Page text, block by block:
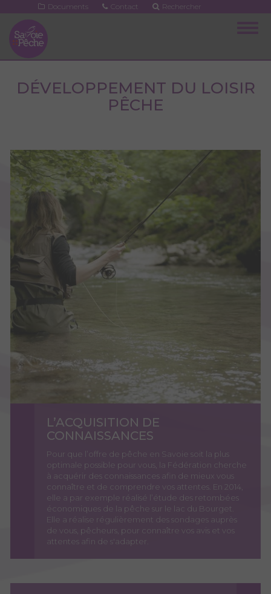
contenu
principal
Documents Contact Rechercher
DÉVELOPPEMENT DU LOISIR
PÊCHE
L’ACQUISITION DE
CONNAISSANCES
Pour que l’offre de pêche en Savoie soit la plus
optimale possible pour vous, la Fédération cherche
à acquérir des connaissances afin de mieux vous
connaître et de comprendre vos attentes. En 2014,
elle a par exemple réalisé l’étude des retombées
économiques de la pêche sur le lac du Bourget.
Elle a réalise régulièrement des sondages auprès
de vous, pêcheurs, pour connaître vos avis et vos
attentes afin de s'adapter.